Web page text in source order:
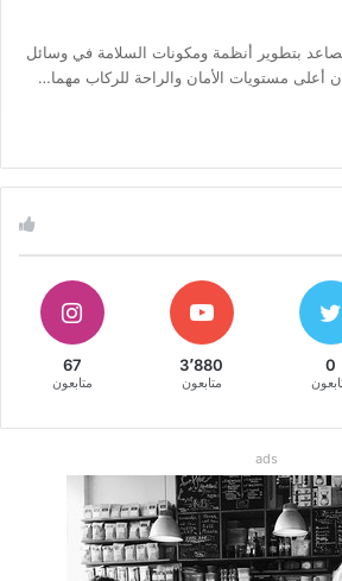
بتطوير أنظمة ومكونات السلامة في وسائل
أعلى مستويات الأمان والراحة للركاب مهما…
0 3٬880
متابعون
67
متابعون
ads